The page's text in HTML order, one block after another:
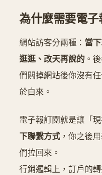
為什麼需要電子
網站訪客分兩種： 當
逛逛、改天再說的 。
們關掉網站後你沒有
於白來。
電子報訂閱就是讓「
下聯繫方式 ，你之後
們拉回來。
行銷邏輯上，訂戶的